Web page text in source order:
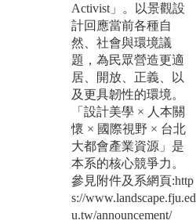
Activist」。以景觀設
計回應當前各種自
然、社會與環境議
題，為民眾營造更適
居、開放、正義、以
及更具韌性的環境。
「設計美學 × 人本關
懷 × 國際視野 × 台北
大都會產業資源」是
本系的核心競爭力。
參見附件及系網頁:http
s://www.landscape.fju.ed
u.tw/announcement/